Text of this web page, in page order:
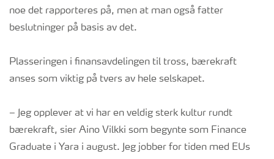
noe det rapporteres på, men at man også fatter
beslutninger på basis av det.
Plasseringen i finansavdelingen til tross, bærekraft
anses som viktig på tvers av hele selskapet.
– Jeg opplever at vi har en veldig sterk kultur rundt
bærekraft, sier Aino Vilkki som begynte som Finance
Graduate i Yara i august. Jeg jobber for tiden med EUs